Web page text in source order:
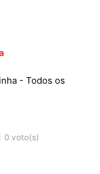
- Todos os
0 voto(s)